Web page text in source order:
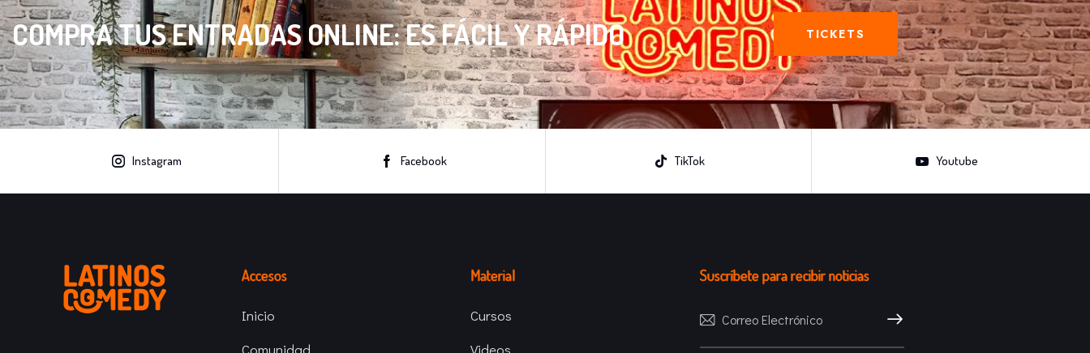
COMPRA TUS ENTRADAS ONLINE: ES FÁCIL Y RÁPIDO TICKETS
Instagram Facebook TikTok Youtube
Accesos
Inicio
Material
Cursos
Suscríbete para recibir noticias
SUSCRÍBETE